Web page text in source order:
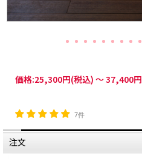
価格:25,300円(税込) ～37,400円
7件
注文